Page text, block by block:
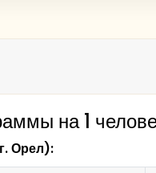
не знал, чем-
как я увидел
хозяину..."
Белева».
на 1
Орел):